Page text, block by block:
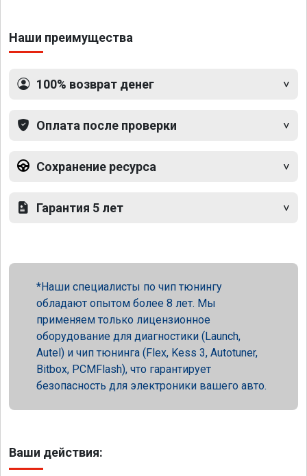
Наши преимущества
100% возврат денег
Оплата после проверки
Сохранение ресурса
Гарантия 5 лет
Наши специалисты по чип тюнингу
обладают опытом более 8 лет. Мы
применяем только лицензионное
оборудование для диагностики (Launch,
Autel) и чип тюнинга (Flex, Kess 3, Autotuner,
Bitbox, PCMFlash), что гарантирует
безопасность для электроники вашего авто.
Ваши действия: